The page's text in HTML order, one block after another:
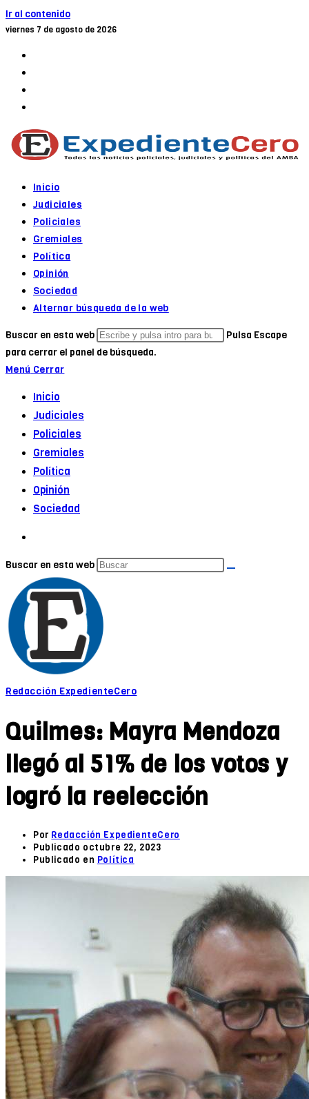
Ir al contenido
viernes 7 de agosto de 2026
Inicio
Judiciales
Policiales
Gremiales
Política
Opinión
Sociedad
Alternar búsqueda de la web
Buscar en esta web
Pulsa Escape
para cerrar el panel de búsqueda.
Menú Cerrar
Inicio
Judiciales
Policiales
Gremiales
Política
Opinión
Sociedad
Buscar en esta web
Redacción ExpedienteCero
Quilmes: Mayra Mendoza
llegó al 51% de los votos y
logró la reelección
Por Redacción ExpedienteCero
Publicado octubre 22, 2023
Publicado en Política